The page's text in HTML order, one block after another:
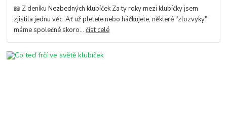
📖 Z deníku Nezbedných klubíček Za ty roky mezi klubíčky jsem
zjistila jednu věc. Ať už pletete nebo háčkujete, některé "zlozvyky"
máme společné skoro...číst celé